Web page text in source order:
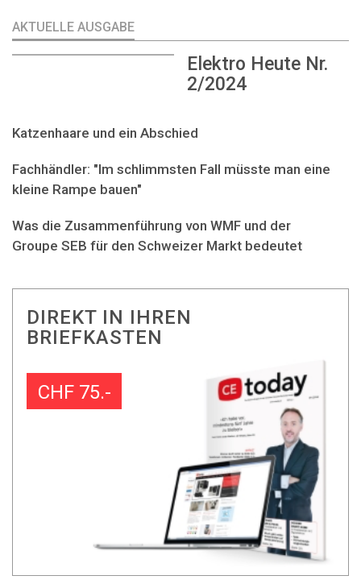
AKTUELLE AUSGABE
Elektro Heute Nr.
2/2024
Katzenhaare und ein Abschied
Fachhändler: "Im schlimmsten Fall müsste man eine
kleine Rampe bauen"
Was die Zusammenführung von WMF und der
Groupe SEB für den Schweizer Markt bedeutet
DIREKT IN IHREN
BRIEFKASTEN
CHF 75.-